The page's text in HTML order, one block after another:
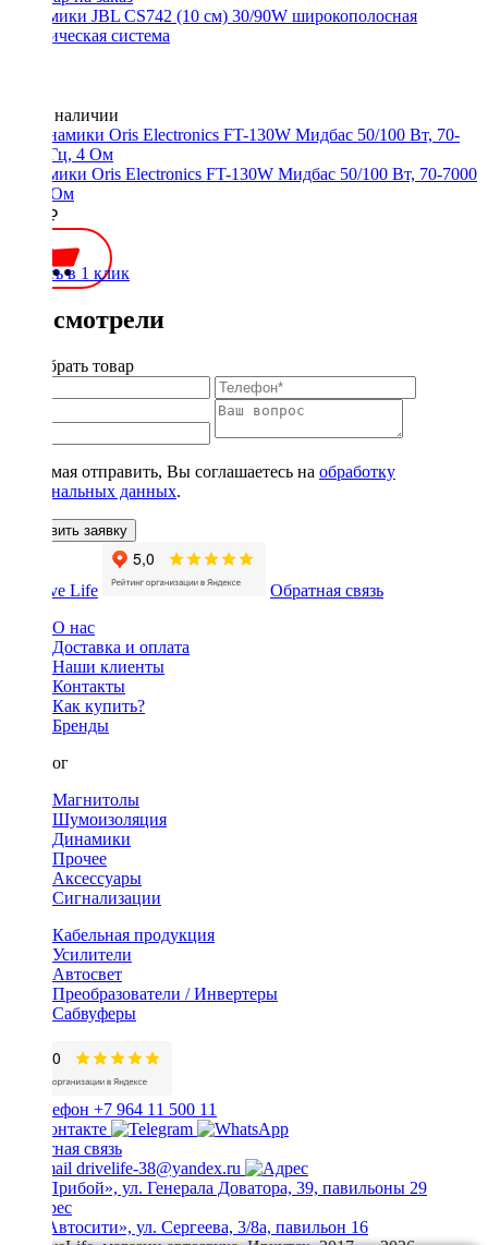
Динамики JBL CS742 (10 см) 30/90W широкополосная
акустическая система
Нет в наличии
Динамики Oris Electronics FT-130W Мидбас 50/100 Вт, 70-7000
Гц, 4 Ом
3500 ₽
Купить в 1 клик
Вы смотрели
Подобрать товар
Нажимая отправить, Вы соглашаетесь на обработку
персональных данных.
Оставить заявку
Обратная связь
О нас
Доставка и оплата
Наши клиенты
Контакты
Как купить?
Бренды
Каталог
Магнитолы
Шумоизоляция
Динамики
Прочее
Аксессуары
Сигнализации
Кабельная продукция
Усилители
Автосвет
Преобразователи / Инвертеры
Сабвуферы
+7 964 11 500 11
Обратная связь
drivelife-38@yandex.ru
ТЦ «Прибой», ул. Генерала Доватора, 39, павильоны 29
ТЦ «Автосити», ул. Сергеева, 3/8а, павильон 16